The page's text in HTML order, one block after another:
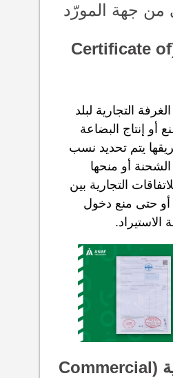
من جهة المورّد
شهادة المنشأ (Certificate of
التجارية لبلد
أو إنتاج البضاعة
يتم تحديد نسب
أو منحها
التجارية بين
أو حتى منع دخول
الاستيراد.
الفاتورة التجارية (Commercial